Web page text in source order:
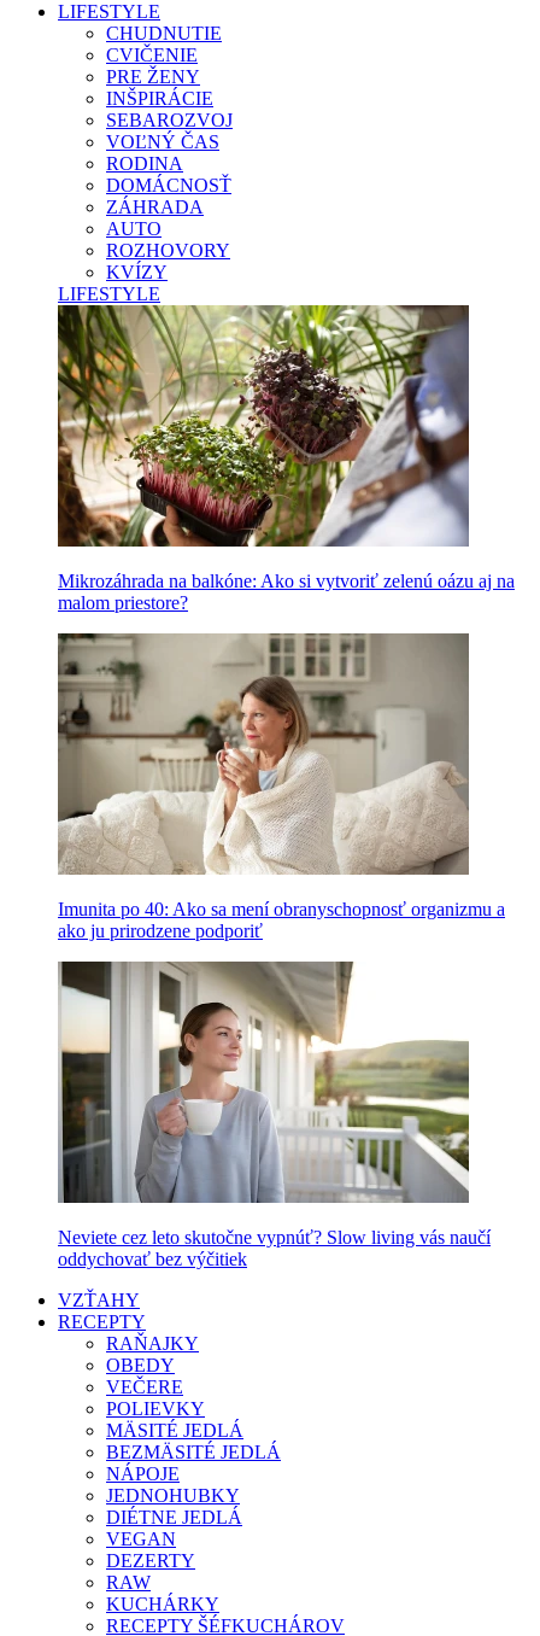
LIFESTYLE
CHUDNUTIE
CVIČENIE
PRE ŽENY
INŠPIRÁCIE
SEBAROZVOJ
VOĽNÝ ČAS
RODINA
DOMÁCNOSŤ
ZÁHRADA
AUTO
ROZHOVORY
KVÍZY
LIFESTYLE
Mikrozáhrada na balkóne: Ako si vytvoriť zelenú oázu aj na
malom priestore?
Imunita po 40: Ako sa mení obranyschopnosť organizmu a
ako ju prirodzene podporiť
Neviete cez leto skutočne vypnúť? Slow living vás naučí
oddychovať bez výčitiek
VZŤAHY
RECEPTY
RAŇAJKY
OBEDY
VEČERE
POLIEVKY
MÄSITÉ JEDLÁ
BEZMÄSITÉ JEDLÁ
NÁPOJE
JEDNOHUBKY
DIÉTNE JEDLÁ
VEGAN
DEZERTY
RAW
KUCHÁRKY
RECEPTY ŠÉFKUCHÁROV